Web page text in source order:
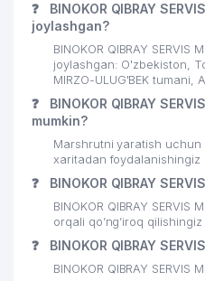
❓
BINOKOR QIBRAY
joylashgan?
BINOKOR QIBRAY SERVIS
joylashgan: O'zbekiston,
MIRZO-ULUG'BEK tumani,
❓
BINOKOR QIBRAY
mumkin?
Marshrutni yaratish
xaritadan foydalanishingiz
❓ BINOKOR QIBRAY
BINOKOR QIBRAY
orqali qo’ng’iroq
❓ BINOKOR QIBRAY
BINOKOR QIBRAY SERVIS